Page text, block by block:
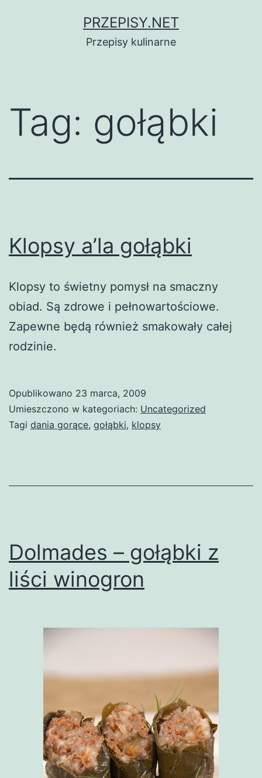
PRZEPISY.NET
Przepisy kulinarne
Tag: gołąbki
Klopsy a’la gołąbki
Klopsy to świetny pomysł na smaczny
obiad. Są zdrowe i pełnowartościowe.
Zapewne będą również smakowały całej
rodzinie.
Opublikowano 23 marca, 2009
Umieszczono w kategoriach: Uncategorized
Tagi dania gorące, gołąbki, klopsy
Dolmades – gołąbki z
liści winogron